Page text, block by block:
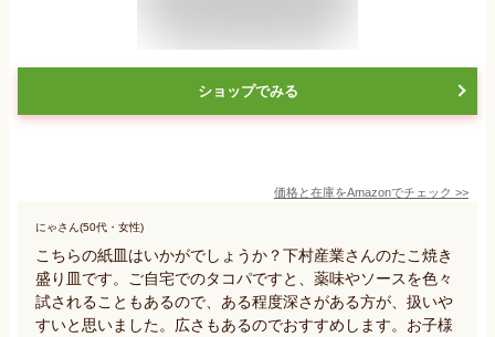
ショップでみる
価格と在庫をAmazonでチェック >>
にゃさん(50代・女性)
こちらの紙皿はいかがでしょうか？下村産業さんのたこ焼き
盛り皿です。ご自宅でのタコパですと、薬味やソースを色々
試されることもあるので、ある程度深さがある方が、扱いや
すいと思いました。広さもあるのでおすすめします。お子様